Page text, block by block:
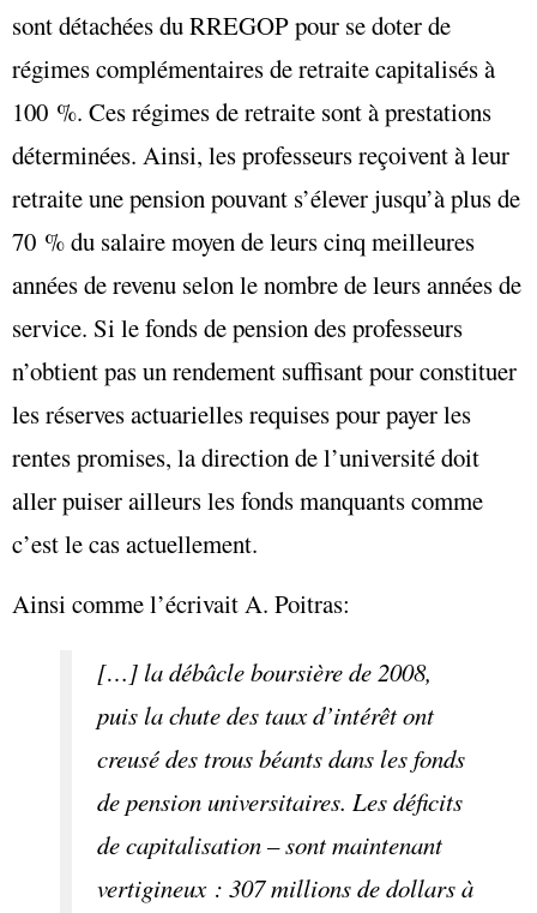
sont détachées du RREGOP pour se doter de
régimes complémentaires de retraite capitalisés à
100 %. Ces régimes de retraite sont à prestations
déterminées. Ainsi, les professeurs reçoivent à leur
retraite une pension pouvant s’élever jusqu’à plus de
70 % du salaire moyen de leurs cinq meilleures
années de revenu selon le nombre de leurs années de
service. Si le fonds de pension des professeurs
n’obtient pas un rendement suffisant pour constituer
les réserves actuarielles requises pour payer les
rentes promises, la direction de l’université doit
aller puiser ailleurs les fonds manquants comme
c’est le cas actuellement.
Ainsi comme l’écrivait A. Poitras:
[…] la débâcle boursière de 2008,
puis la chute des taux d’intérêt ont
creusé des trous béants dans les fonds
de pension universitaires. Les déficits
de capitalisation – sont maintenant
vertigineux : 307 millions de dollars à